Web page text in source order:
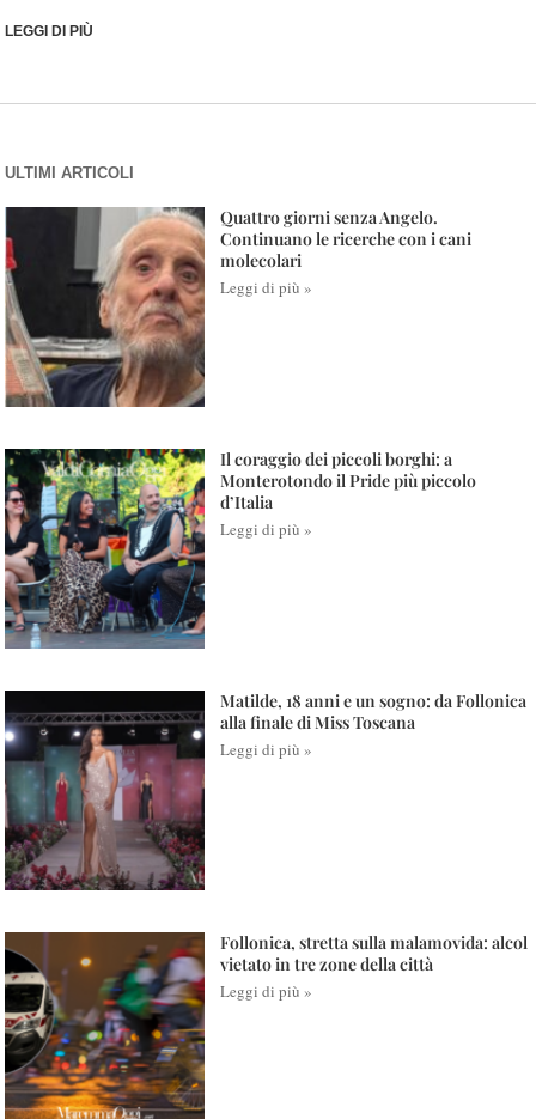
LEGGI DI PIÙ
ULTIMI ARTICOLI
Quattro giorni senza Angelo.
Continuano le ricerche con i cani
molecolari
Leggi di più »
Il coraggio dei piccoli borghi: a
Monterotondo il Pride più piccolo
d’Italia
Leggi di più »
Matilde, 18 anni e un sogno: da Follonica
alla finale di Miss Toscana
Leggi di più »
Follonica, stretta sulla malamovida: alcol
vietato in tre zone della città
Leggi di più »